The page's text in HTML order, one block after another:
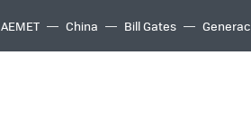
AEMET China Bill Gates